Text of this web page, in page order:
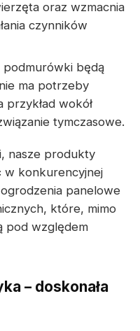
oraz wzmacnia
czynników
podmurówki będą
ma potrzeby
przykład wokół
tymczasowe.
nasze produkty
w konkurencyjnej
panelowe
które, mimo
pod względem
– doskonała